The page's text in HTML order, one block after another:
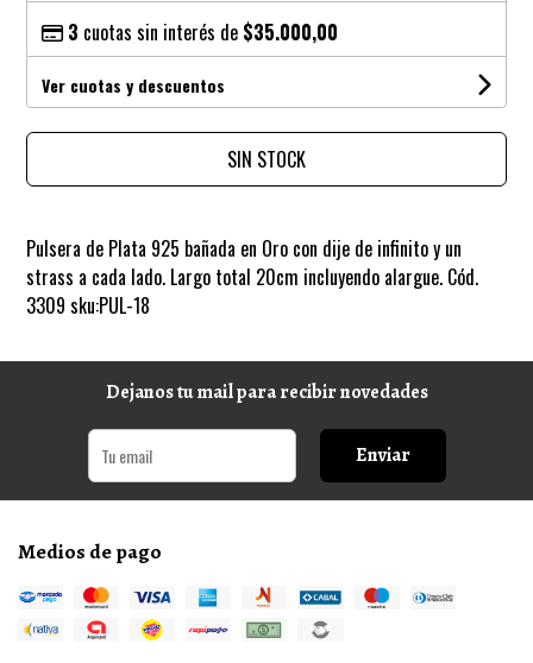
3 cuotas sin interés de $35.000,00
Ver cuotas y descuentos
SIN STOCK
Pulsera de Plata 925 bañada en Oro con dije de infinito y un
strass a cada lado. Largo total 20cm incluyendo alargue. Cód.
3309 sku:PUL-18
Dejanos tu mail para recibir novedades
Enviar
Medios de pago